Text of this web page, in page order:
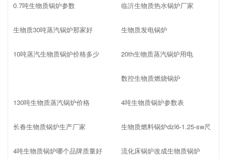
0.7吨生物质锅炉参数
生物质30吨蒸汽锅炉那家好
10吨蒸汽生物质锅炉价格多少
临沂生物质热水锅炉厂家
生物质发电锅炉
20th生物质蒸汽锅炉用电
数控生物质燃烧锅炉
130吨生物质蒸汽锅炉价格
长春生物质锅炉生产厂家
4吨生物质锅炉哪个品牌质量好
4吨生物质锅炉参数表
生物质燃料锅炉dzl6-1.25-sw尺
流化床锅炉改成生物质锅炉